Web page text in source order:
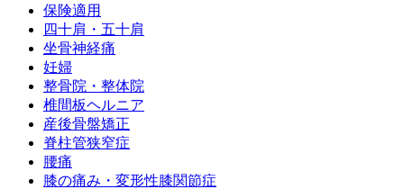
保険適用
四十肩・五十肩
坐骨神経痛
妊婦
整骨院・整体院
椎間板ヘルニア
産後骨盤矯正
脊柱管狭窄症
腰痛
膝の痛み・変形性膝関節症